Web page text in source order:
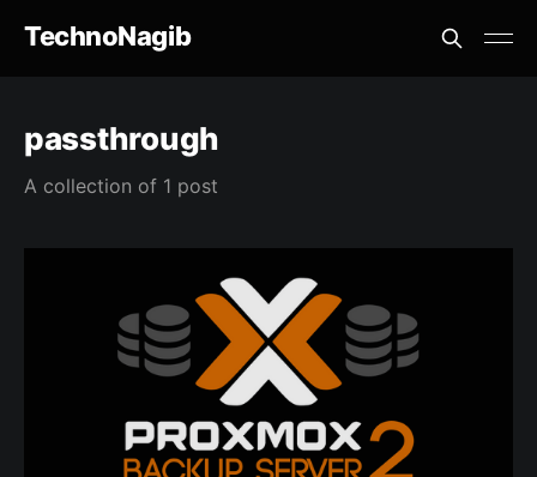
TechnoNagib
passthrough
A collection of 1 post